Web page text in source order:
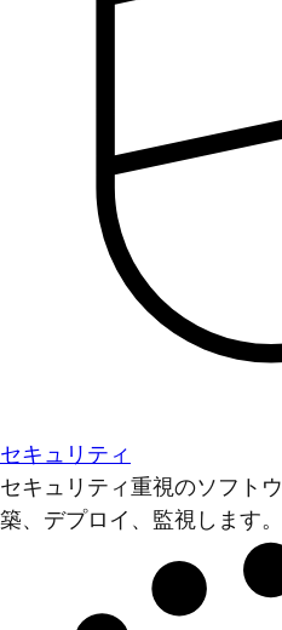
セキュリティ
セキュリティ重視のソフト
築、デプロイ、監視します。